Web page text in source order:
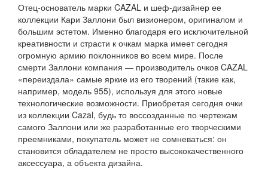
Отец-основатель марки CAZAL и шеф-дизайнер ее
коллекции Кари Заллони был визионером, оригиналом и
большим эстетом. Именно благодаря его исключительной
креативности и страсти к очкам марка имеет сегодня
огромную армию поклонников во всем мире. После
смерти Заллони компания — производитель очков CAZAL
«переиздала» самые яркие из его творений (такие как,
например, модель 955), используя для этого новые
технологические возможности. Приобретая сегодня очки
из коллекции Cazal, будь то воссозданные по чертежам
самого Заллони или же разработанные его творческими
преемниками, покупатель может не сомневаться: он
становится обладателем не просто высококачественного
аксессуара, а объекта дизайна.